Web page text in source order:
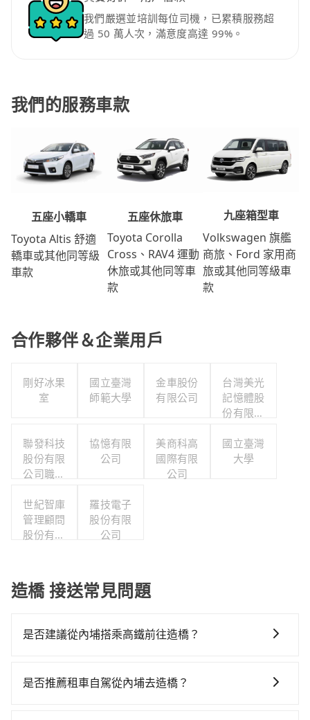
我們嚴選並培訓每位司機，已累積服務超
過 50 萬人次，滿意度高達 99%。
我們的服務車款
五座小轎車
Toyota Altis 舒適
轎車或其他同等級
車款
五座休旅車
Toyota Corolla
Cross、RAV4 運動
休旅或其他同等車
款
九座箱型車
Volkswagen 旗艦
商旅、Ford 家用商
旅或其他同等級車
款
合作夥伴＆企業用戶
剛好冰果
室
國立臺灣
師範大學
金車股份
有限公司
台灣美光
記憶體股
份有限公
聯發科技
股份有限
公司職工
會
協憶有限
公司
美商科高
國際有限
公司
國立臺灣
大學
世紀智庫
管理顧問
股份有限
羅技電子
股份有限
公司
造橋 接送常見問題
是否建議從內埔搭乘高鐵前往造橋？
計程車前往高鐵站！不過從最早一班車06:15到末班車
是否推薦租車自駕從內埔去造橋？